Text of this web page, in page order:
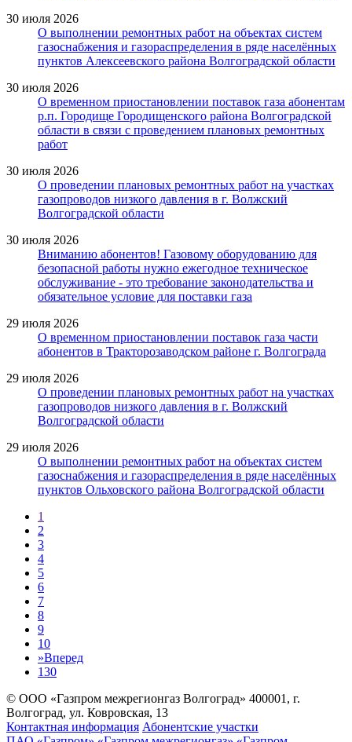
30 июля 2026
О выполнении ремонтных работ на объектах систем
газоснабжения и газораспределения в ряде населённых
пунктов Алексеевского района Волгоградской области
30 июля 2026
О временном приостановлении поставок газа абонентам
р.п. Городище Городищенского района Волгоградской
области в связи с проведением плановых ремонтных
работ
30 июля 2026
О проведении плановых ремонтных работ на участках
газопроводов низкого давления в г. Волжский
Волгоградской области
30 июля 2026
Вниманию абонентов! Газовому оборудованию для
безопасной работы нужно ежегодное техническое
обслуживание - это требование законодательства и
обязательное условие для поставки газа
29 июля 2026
О временном приостановлении поставок газа части
абонентов в Тракторозаводском районе г. Волгограда
29 июля 2026
О проведении плановых ремонтных работ на участках
газопроводов низкого давления в г. Волжский
Волгоградской области
29 июля 2026
О выполнении ремонтных работ на объектах систем
газоснабжения и газораспределения в ряде населённых
пунктов Ольховского района Волгоградской области
1
2
3
4
5
6
7
8
9
10
»Вперед
130
© ООО «Газпром межрегионгаз Волгоград» 400001, г.
Волгоград, ул. Ковровская, 13
Контактная информация Абонентские участки